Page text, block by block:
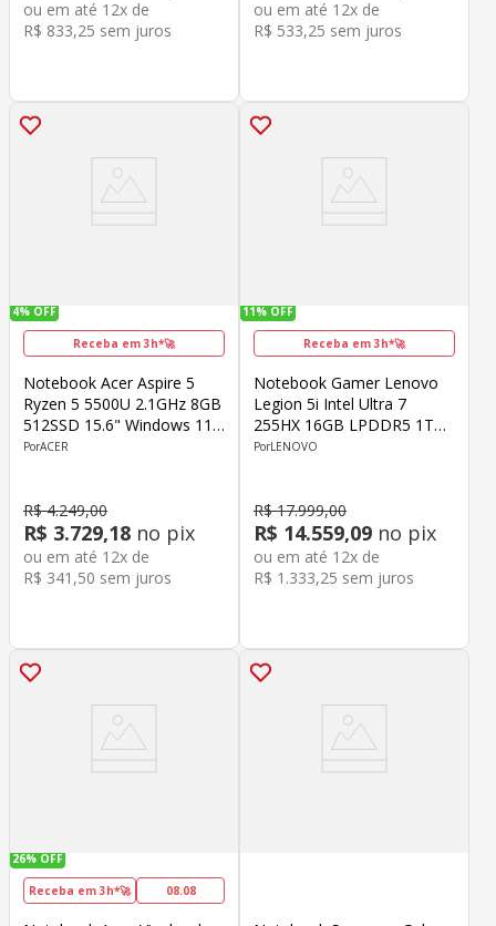
ou em até 12x de
R$ 833,25 sem juros
ou em até 12x de
R$ 533,25 sem juros
4% OFF
Receba em 3h*🚀
Notebook Acer Aspire 5
Ryzen 5 5500U 2.1GHz 8GB
512SSD 15.6" Windows 11
Home
ACER
R$ 4.249,00
R$ 3.729,18 no pix
ou em até 12x de
R$ 341 ,50 sem juros
11% OFF
Receba em 3h*🚀
Notebook Gamer Lenovo
Legion 5i Intel Ultra 7
255HX 16GB LPDDR5 1TB
SSD 15.1" RTX 5060 8GB
LENOVO
R$ 17.999,00
R$ 14.559,09 no pix
ou em até 12x de
R$ 1 .333,25 sem juros
26% OFF
Receba em 3h*🚀 08.08